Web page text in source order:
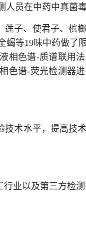
人员在中药中真菌
莲子、使君子、槟
蝎等19味中药做了
相色谱-质谱联用
色谱-荧光检测器
技术水平，提高技
业以及第三方检